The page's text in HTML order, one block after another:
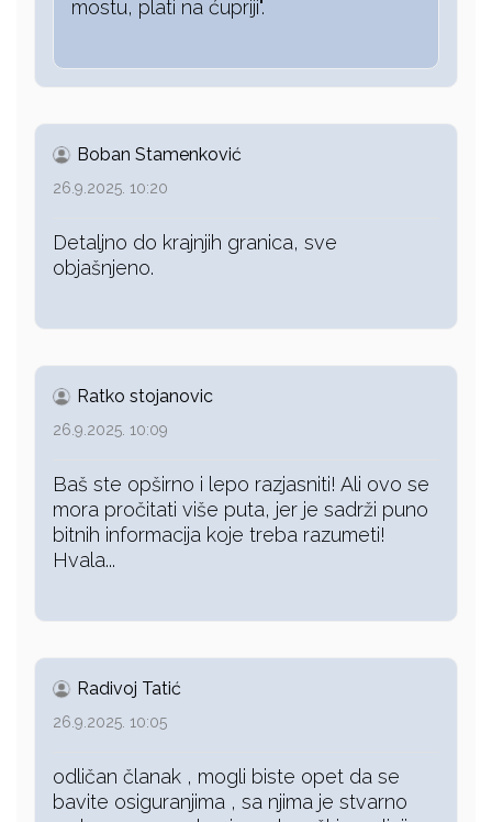
mostu, plati na ćupriji".
Boban Stamenković
26.9.2025. 10:20
Detaljno do krajnjih granica, sve
objašnjeno.
Ratko stojanovic
26.9.2025. 10:09
Baš ste opširno i lepo razjasniti! Ali ovo se
mora pročitati više puta, jer je sadrži puno
bitnih informacija koje treba razumeti!
Hvala...
Radivoj Tatić
26.9.2025. 10:05
odličan članak , mogli biste opet da se
bavite osiguranjima , sa njima je stvarno